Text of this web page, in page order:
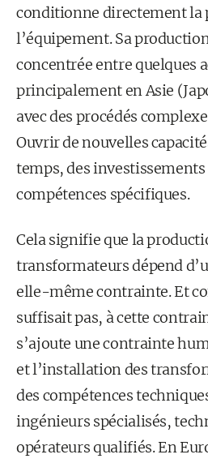
conditionne directement la
l’équipement. Sa
concentrée entre quelques
principalement en Asie
avec des procédés
Ouvrir de nouvelles
temps, des investissements
compétences spécifiques.
Cela signifie que la
transformateurs dépend
elle-même contrainte. Et
suffisait pas, à cette
s’ajoute une contrainte
et l’installation des
des compétences
ingénieurs spécialisés,
opérateurs qualifiés. En